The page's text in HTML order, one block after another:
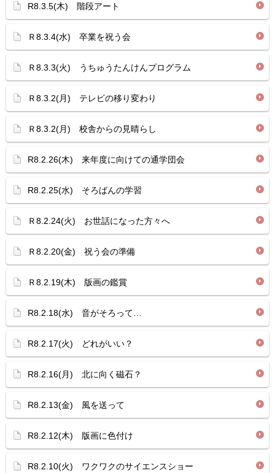
R8.3.5(木) 階段アート
Ｒ8.3.4(水) 卒業を祝う会
Ｒ8.3.3(火) うちゅうたんけんプログラム
Ｒ8.3.2(月) テレビの移り変わり
Ｒ8.3.2(月) 校舎からの見晴らし
R8.2.26(木) 来年度に向けての通学団会
R8.2.25(水) そろばんの学習
Ｒ8.2.24(火) お世話になった方々へ
Ｒ8.2.20(金) 祝う会の準備
Ｒ8.2.19(木) 版画の鑑賞
R8.2.18(水) 音がそろって…
R8.2.17(火) どれがいい？
R8.2.16(月) 北に向く磁石？
R8.2.13(金) 風を送って
R8.2.12(木) 版画に色付け
R8.2.10(火) ワクワクのサイエンスショー